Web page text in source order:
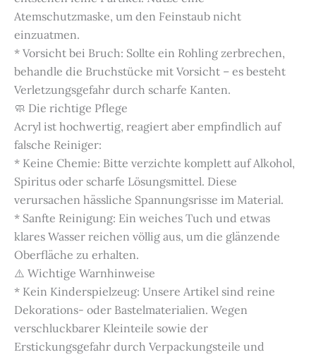
Atemschutzmaske, um den Feinstaub nicht
einzuatmen.
* Vorsicht bei Bruch: Sollte ein Rohling zerbrechen,
behandle die Bruchstücke mit Vorsicht – es besteht
Verletzungsgefahr durch scharfe Kanten.
🧼 Die richtige Pflege
Acryl ist hochwertig, reagiert aber empfindlich auf
falsche Reiniger:
* Keine Chemie: Bitte verzichte komplett auf Alkohol,
Spiritus oder scharfe Lösungsmittel. Diese
verursachen hässliche Spannungsrisse im Material.
* Sanfte Reinigung: Ein weiches Tuch und etwas
klares Wasser reichen völlig aus, um die glänzende
Oberfläche zu erhalten.
⚠️ Wichtige Warnhinweise
* Kein Kinderspielzeug: Unsere Artikel sind reine
Dekorations- oder Bastelmaterialien. Wegen
verschluckbarer Kleinteile sowie der
Erstickungsgefahr durch Verpackungsteile und